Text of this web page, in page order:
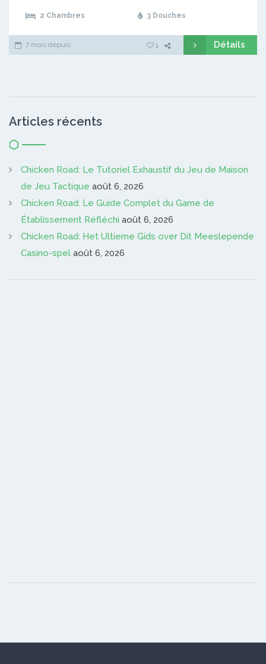
2 Chambres 3 Douches
7 mois depuis 1 Détails
Articles récents
Chicken Road: Le Tutoriel Exhaustif du Jeu de Maison
de Jeu Tactique août 6, 2026
Chicken Road: Le Guide Complet du Game de
Établissement Réfléchi août 6, 2026
Chicken Road: Het Ultieme Gids over Dit Meeslepende
Casino-spel août 6, 2026